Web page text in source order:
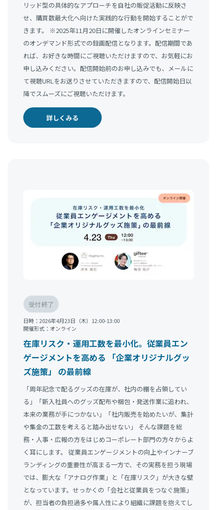
リッド型の具体的なアプローチを自社の販促活動に反映さ
せ、購買数最大化へ向けた実践的な行動を開始することがで
きます。 ※2025年11月20日に開催したオンラインセミナー
のオンデマンド形式での録画配信となります。配信期間であ
れば、お好きな時間にご視聴いただけますので、お気軽にお
申し込みください。配信開始前のお申し込みでも、メールに
て視聴URLをお送りさせていただきますので、配信開始日以
降でスムーズにご視聴いただけます。
詳しくみる
受付終了
日時： 2026年4月23日（木）12:00-13:00
開催形式： オンライン
在庫リスク・運用工数を最小化。従業員エン
ゲージメントを高める 「企業オリジナルグッ
ズ施策」 の最前線
「周年記念で配るグッズの在庫が、社内の棚を占領してい
る」「新入社員へのグッズ配布や梱包・発送作業に追われ、
本来の業務が手につかない」「社内販売を始めたいが、集計
や集金の工数を考えると踏み出せない」 そんな課題を総
務・人事・広報の方をはじめコーポレート部門の方々からよ
く耳にします。 従業員エンゲージメントの向上やインナーブ
ランディングの重要性が高まる一方で、その実務を担う現場
では、膨大な「アナログ作業」と「在庫リスク」が大きな壁
となっています。せっかくの「会社と従業員をつなぐ施策」
が、担当者の負担過多や属人性により組織に課題を抱えてし